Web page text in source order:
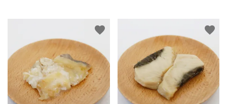
支払い方法について
特定商取引法に基づく表記
favorite favorite